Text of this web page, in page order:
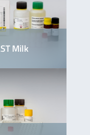
Milk